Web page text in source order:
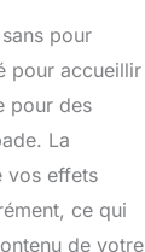
pour
pour accueillir
pour des
La
vos effets
ce qui
de votre